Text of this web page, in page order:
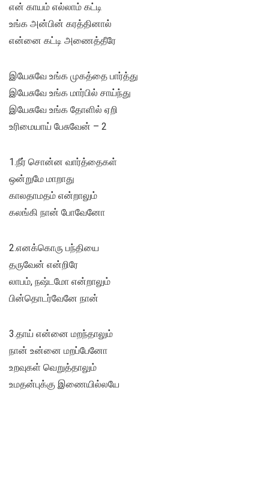
என் காயம் எல்லாம் கட்டி
உங்க அன்பின் கரத்தினால்
என்னை கட்டி அணைத்தீரே
இயேசுவே உங்க முகத்தை பார்த்து
இயேசுவே உங்க மார்பில் சாய்ந்து
இயேசுவே உங்க தோளில் ஏறி
உரிமையாய் பேசுவேன் – 2
1.நீர் சொன்ன வார்த்தைகள்
ஒன்றுமே மாறாது
காலதாமதம் என்றாலும்
கலங்கி நான் போவேனோ
2.எனக்கொரு பந்தியை
தருவேன் என்றிரே
லாபம், நஷ்டமோ என்றாலும்
பின்தொடர்வேனே நான்
3.தாய் என்னை மறந்தாலும்
நான் உன்னை மறப்பேனோ
உறவுகள் வெறுத்தாலும்
உமதன்புக்கு இணையில்லயே